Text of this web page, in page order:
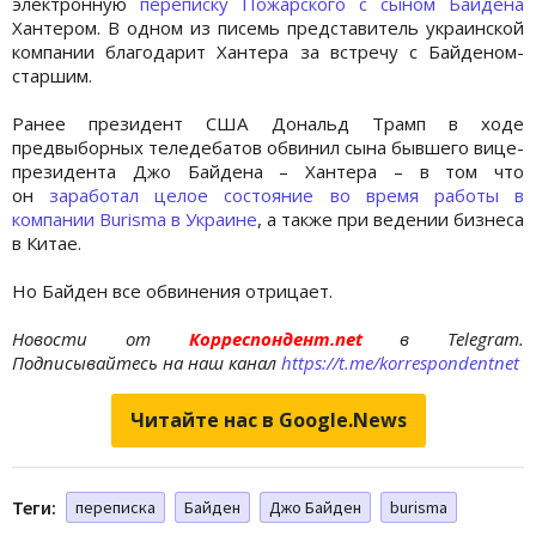
Хантером. В одном из писемь представитель украинской
компании благодарит Хантера за встречу с Байденом-
старшим.
Ранее президент США Дональд Трамп в ходе
предвыборных теледебатов обвинил сына бывшего вице-
президента Джо Байдена – Хантера – в том что
онзаработал целое состояние во время работы в
компании Burisma в Украине, а также при ведении бизнеса
в Китае.
Но Байден все обвинения отрицает.
Новости отКорреспондент.netв Telegram.
Подписывайтесь на наш канал https://t.me/korrespondentnet
Читайте нас в Google.News
Теги: переписка Байден Джо Байден burisma